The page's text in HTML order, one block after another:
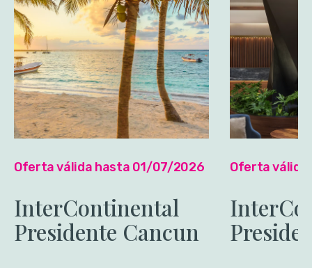
Oferta válida hasta 01/07/2026
InterContinental
Presidente Cancun
Oferta